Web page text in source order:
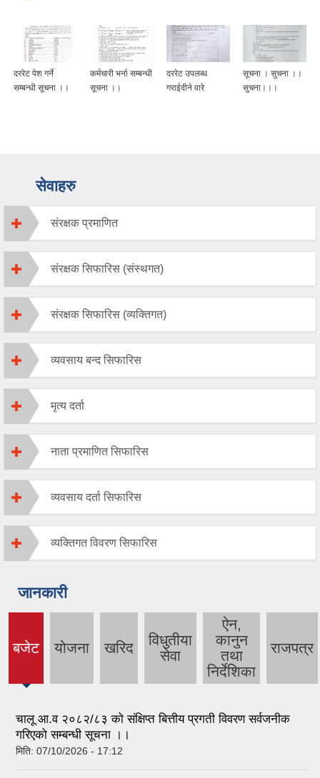
दररेट पेश गर्ने
सम्बन्धी सूचना ।।
कर्मचारी भर्ना सम्बन्धी
सूचना ।।
दररेट उपलब्ध
गराईदीने वारे
सूचना । सुचना ।।
सुचना।।।
सेवाहरु
संरक्षक प्रमाणित
संरक्षक सिफारिस (संस्थगत)
संरक्षक सिफारिस (व्यक्तिगत)
व्यवसाय बन्द सिफारिस
मृत्य दर्ता
नाता प्रमाणित सिफारिस
व्यवसाय दर्ता सिफारिस
व्यक्तिगत विवरण सिफारिस
जानकारी
बजेट
(active
योजना खरिद
विधुतीया
सेवा
ऐन,
कानुन
तथा
निर्देशिका
राजपत्र
चालू आ.व २०८२/८३ को संक्षिप्त बित्तीय प्रगती विवरण सर्वजनीक
गरिएको सम्बन्धी सूचना ।।
मिति: 07/10/2026 - 17:12